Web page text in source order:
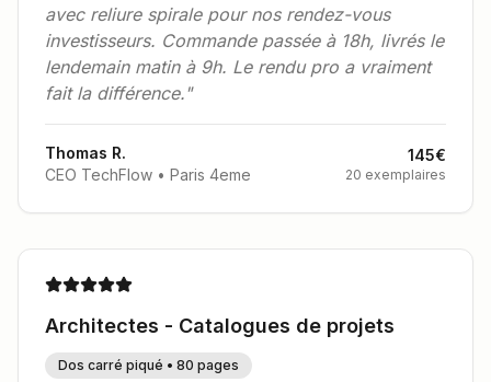
avec reliure spirale pour nos rendez-vous
investisseurs. Commande passée à 18h, livrés le
lendemain matin à 9h. Le rendu pro a vraiment
fait la différence."
Thomas R.
CEO TechFlow • Paris 4eme
145€
20 exemplaires
Architectes - Catalogues de projets
Dos carré piqué • 80 pages